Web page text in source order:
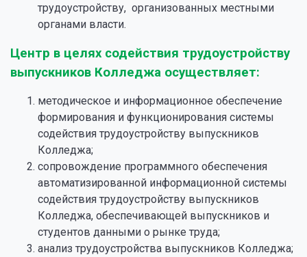
трудоустройству, организованных местными
органами власти.
Центр в целях содействия трудоустройству
выпускников Колледжа осуществляет:
методическое и информационное обеспечение
формирования и функционирования системы
содействия трудоустройству выпускников
Колледжа;
сопровождение программного обеспечения
автоматизированной информационной системы
содействия трудоустройству выпускников
Колледжа, обеспечивающей выпускников и
студентов данными о рынке труда;
анализ трудоустройства выпускников Колледжа;